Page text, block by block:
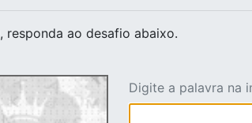
, responda ao desafio abaixo.
Digite a palavra na